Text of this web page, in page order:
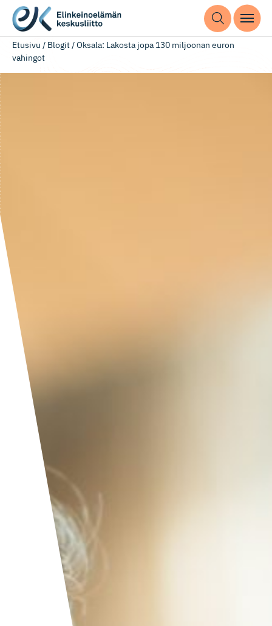
Etusivu / Blogit/Oksala: Lakosta jopa 130 miljoonan euron
vahingot